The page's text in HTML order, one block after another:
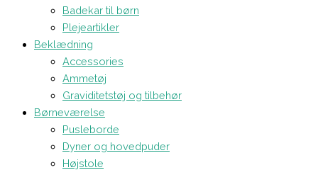
Badekar til børn
Plejeartikler
Beklædning
Accessories
Ammetøj
Graviditetstøj og tilbehør
Børneværelse
Pusleborde
Dyner og hovedpuder
Højstole